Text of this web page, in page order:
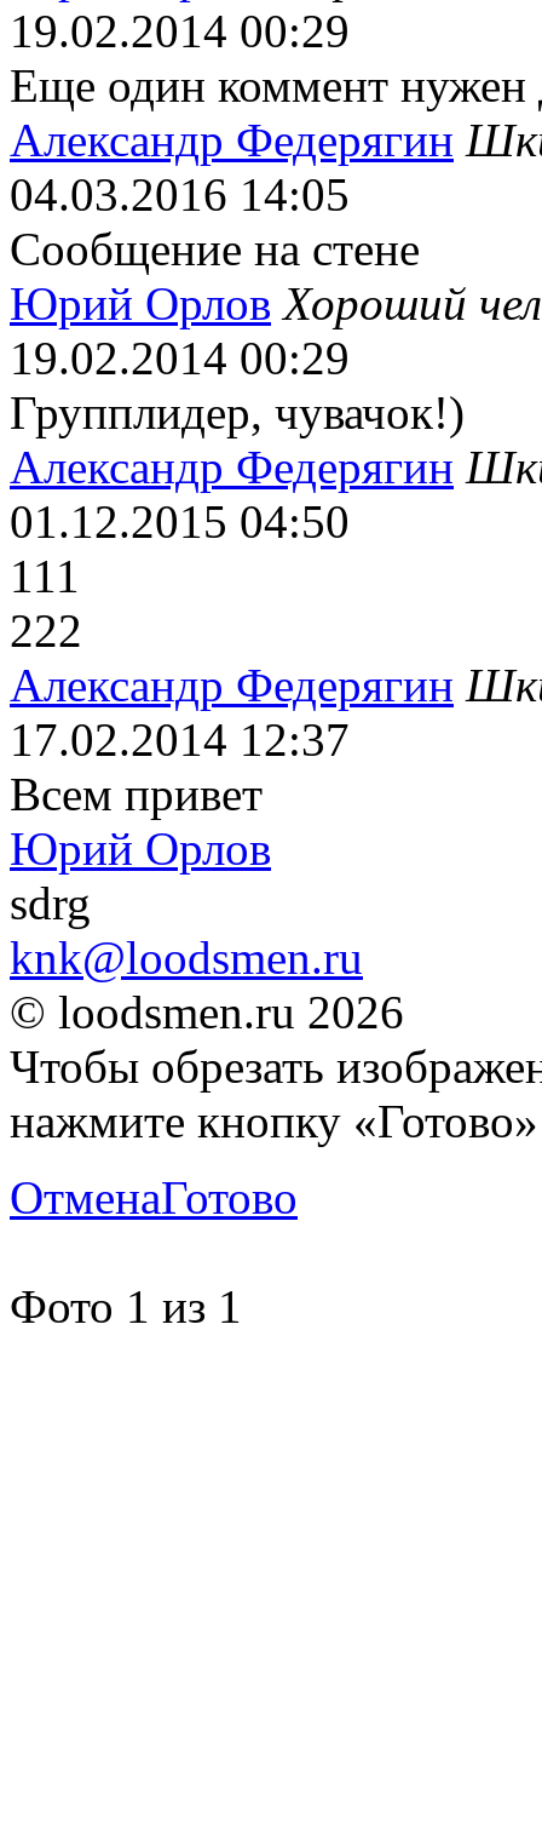
19.02.2014 00:29
Еще один коммент нужен
Александр Федерягин
04.03.2016 14:05
Сообщение на стене
Юрий Орлов Хороший
19.02.2014 00:29
Групплидер, чувачок!)
Александр Федерягин
01.12.2015 04:50
111
222
Александр Федерягин
17.02.2014 12:37
Всем привет
Юрий Орлов
sdrg
knk@loodsmen.ru
© loodsmen.ru 2026
Чтобы обрезать
нажмите кнопку «Готово»
ОтменаГотово
Фото 1 из 1